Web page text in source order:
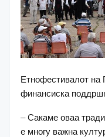
Етнофестивалот на
финансиска
– Сакаме оваа
е многу важна